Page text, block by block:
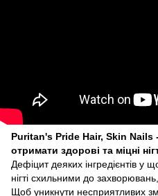
Puritan's Pride Hair, Skin
отримати здорові та міцні
Дефіцит деяких інгредієнтів у
нігті схильними до
Щоб уникнути несприятливих